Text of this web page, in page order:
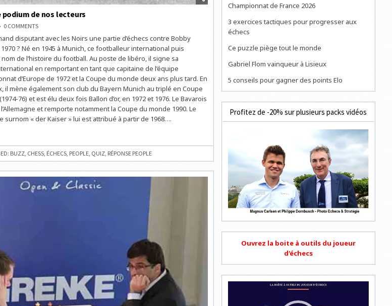
podium de nos lecteurs
0 COMMENTSON
HEBDO
LES
ÉCHECS
:
LE
PODIUM
DE
NOS
LECTEURS
disputant avec les Noirs une partie d’échecs contre Bobby
? Né en 1945 à Munich, ce footballeur international puis
de l’histoire du football. Au poste de libéro, il signe sa
en remportant en tant que capitaine de l’équipe
d’Europe de 1972 et la Coupe du monde deux ans plus tard. En
il mène également son club du Bayern Munich au triplé en Coupe
76) et est élu deux fois Ballon d’or, en 1972 et 1976. Le Bavarois
et remporte notamment la Coupe du monde 1990. Le
surnom « der Kaiser » lui est attribué à partir de 1968….
BUZZ, CHESS, ÉCHECS, PEOPLE, QUIZ, RÉPONSE PEOPLE
Championnat de France 2026
3 exercices tactiques pour progresser aux
échecs
Ce puzzle piège tout le monde
Gabriel Flom vainqueur à Lisieux
5 conseils pour gagner des points Elo
Profitez de -20% sur plusieurs packs vidéos
Ouvrez la boite à outils du joueur
d'échecs